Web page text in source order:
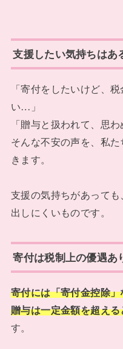
支援したい気持ちは
「寄付をしたいけど、
い…」
「贈与と扱われて、思
そんな不安の声を、私
きます。
支援の気持ちがあって
出しにくいものです。
寄付は税制上の優遇あ
寄付には「寄付金控除
贈与は一定金額を超え
す。